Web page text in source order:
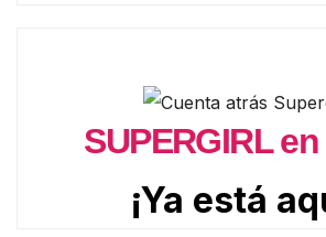
SUPERGIRL
¡Ya está